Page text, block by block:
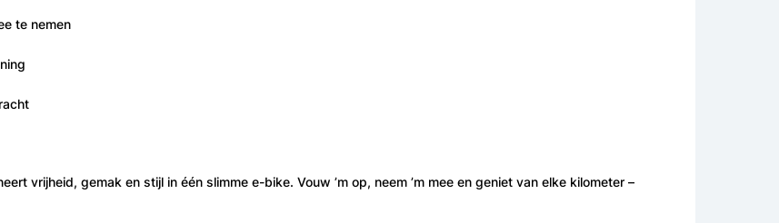
te nemen
vrijheid, gemak en stijl in één slimme e-bike. Vouw ’m op, neem ’m mee en geniet van elke kilometer –